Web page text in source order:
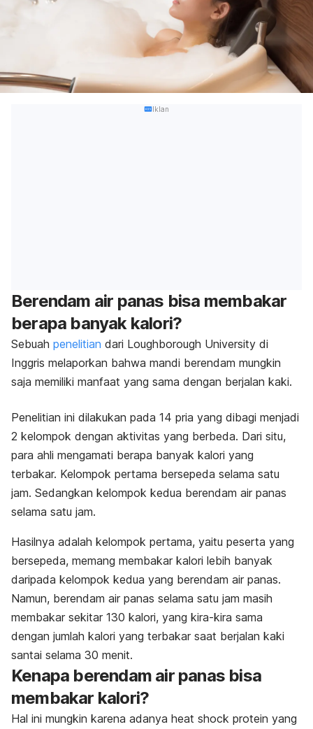
Iklan
Berendam air panas bisa membakar
berapa banyak kalori?
Sebuah penelitian dari Loughborough University di
Inggris melaporkan bahwa mandi berendam mungkin
saja memiliki manfaat yang sama dengan berjalan kaki.
Penelitian ini dilakukan pada 14 pria yang dibagi menjadi
2 kelompok dengan aktivitas yang berbeda. Dari situ,
para ahli mengamati berapa banyak kalori yang
terbakar. Kelompok pertama bersepeda selama satu
jam. Sedangkan kelompok kedua berendam air panas
selama satu jam.
Hasilnya adalah kelompok pertama, yaitu peserta yang
bersepeda, memang membakar kalori lebih banyak
daripada kelompok kedua yang berendam air panas.
Namun, berendam air panas selama satu jam masih
membakar sekitar 130 kalori, yang kira-kira sama
dengan jumlah kalori yang terbakar saat berjalan kaki
santai selama 30 menit.
Kenapa berendam air panas bisa
membakar kalori?
Hal ini mungkin karena adanya heat shock protein yang